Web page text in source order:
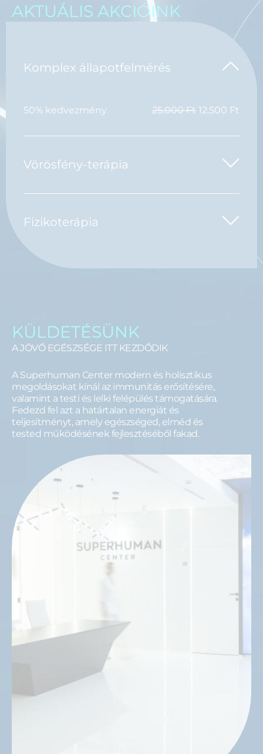
AKTUÁLIS AKCIÓINK
Komplex állapotfelmérés
50% kedvezmény 25.000 Ft 12.500 Ft
Vörösfény-terápia
Fizikoterápia
KÜLDETÉSÜNK
A JÖVŐ EGÉSZSÉGE ITT KEZDŐDIK
A Superhuman Center modern és holisztikus
megoldásokat kínál az immunitás erősítésére,
valamint a testi és lelki felépülés támogatására.
Fedezd fel azt a határtalan energiát és
teljesítményt, amely egészséged, elméd és
tested működésének fejlesztéséből fakad.